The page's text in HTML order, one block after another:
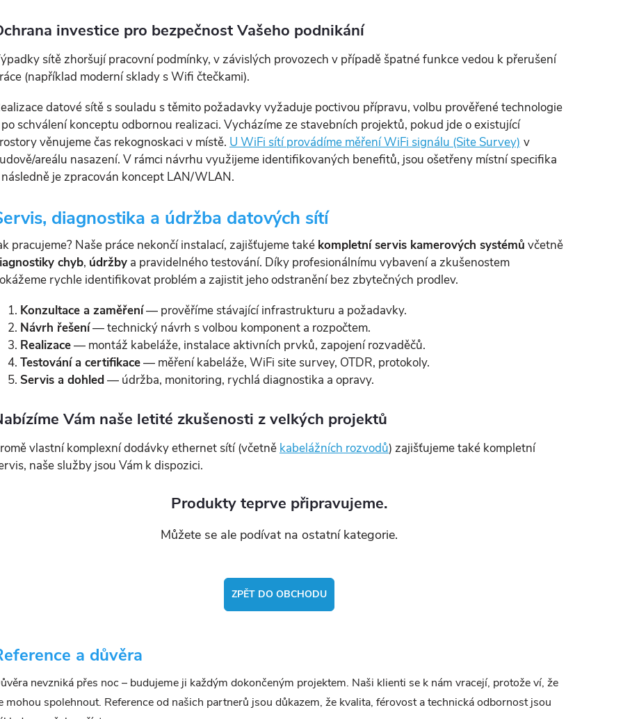
investice pro bezpečnost Vašeho podnikání
sítě zhoršují pracovní podmínky, v závislých provozech v případě špatné funkce vedou k přerušení
(například moderní sklady s Wifi čtečkami).
datové sítě s souladu s těmito požadavky vyžaduje poctivou přípravu, volbu prověřené technologie
po schválení konceptu odbornou realizaci. Vycházíme ze stavebních projektů, pokud jde o existující
věnujeme čas rekognoskaci v místě. U WiFi sítí provádíme měření WiFi signálu (Site Survey) v
areálu nasazení. V rámci návrhu využijeme identifikovaných benefitů, jsou ošetřeny místní specifika
následně je zpracován koncept LAN/WLAN.
diagnostika a údržba datových sítí
pracujeme? Naše práce nekončí instalací, zajišťujeme také kompletní servis kamerových systémů včetně
chyb, údržby a pravidelného testování. Díky profesionálnímu vybavení a zkušenostem
rychle identifikovat problém a zajistit jeho odstranění bez zbytečných prodlev.
Konzultace a zaměření— prověříme stávající infrastrukturu a požadavky.
Návrh řešení— technický návrh s volbou komponent a rozpočtem.
Realizace— montáž kabeláže, instalace aktivních prvků, zapojení rozvaděčů.
Testování a certifikace— měření kabeláže, WiFi site survey, OTDR, protokoly.
Servis a dohled— údržba, monitoring, rychlá diagnostika a opravy.
Vám naše letité zkušenosti z velkých projektů
vlastní komplexní dodávky ethernet sítí (včetně kabelážních rozvodů) zajišťujeme také kompletní
naše služby jsou Vám k dispozici.
Produkty teprve připravujeme.
Můžete se ale podívat na ostatní kategorie.
ZPĚT DO OBCHODU
a důvěra
nevzniká přes noc – budujeme ji každým dokončeným projektem. Naši klienti se k nám vracejí, protože ví, že
mohou spolehnout. Reference od našich partnerů jsou důkazem, že kvalita, férovost a technická odbornost jsou